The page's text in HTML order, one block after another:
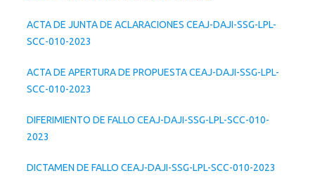
ACTA DE JUNTA DE ACLARACIONES CEAJ-DAJI-SSG-LPL-
SCC-010-2023
ACTA DE APERTURA DE PROPUESTA CEAJ-DAJI-SSG-LPL-
SCC-010-2023
DIFERIMIENTO DE FALLO CEAJ-DAJI-SSG-LPL-SCC-010-
2023
DICTAMEN DE FALLO CEAJ-DAJI-SSG-LPL-SCC-010-2023